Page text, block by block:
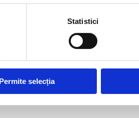
Statistici
Permite selecția
90 stanga”
cu